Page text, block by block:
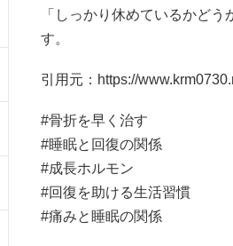
「しっかり休めているかど
す。
引用元： https://
#骨折を早く治す
#睡眠と回復の関係
#成長ホルモン
#回復を助ける生活習慣
#痛みと睡眠の関係